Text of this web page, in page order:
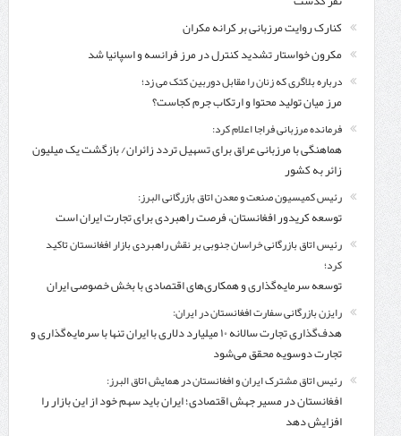
کنارک روایت مرزبانی بر کرانه مکران
مکرون خواستار تشدید کنترل‌ در مرز فرانسه و اسپانیا شد
درباره بلاگری که زنان را مقابل دوربین کتک می زد؛
مرز میان تولید محتوا و ارتکاب جرم کجاست؟
فرمانده مرزبانی فراجا اعلام کرد:
هماهنگی با مرزبانی عراق برای تسهیل تردد زائران/ بازگشت یک میلیون
زائر به کشور
رئیس کمیسیون صنعت و معدن اتاق بازرگانی البرز:
توسعه کریدور افغانستان، فرصت راهبردی برای تجارت ایران است
رئیس اتاق بازرگانی خراسان جنوبی بر نقش راهبردی بازار افغانستان تاکید
کرد؛
توسعه سرمایه‌گذاری و همکاری‌های اقتصادی با بخش خصوصی ایران
رایزن بازرگانی سفارت افغانستان در ایران:
هدف‌گذاری تجارت سالانه ۱۰ میلیارد دلاری با ایران تنها با سرمایه‌گذاری و
تجارت دوسویه محقق می‌شود
رئیس اتاق مشترک ایران و افغانستان در همایش اتاق البرز:
افغانستان در مسیر جهش اقتصادی؛ ایران باید سهم خود از این بازار را
افزایش دهد